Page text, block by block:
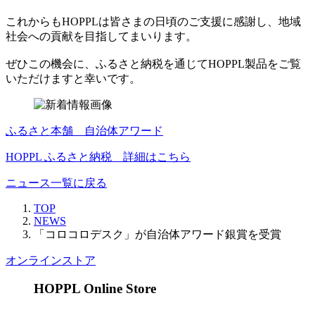
これからもHOPPLは皆さまの日頃のご支援に感謝し、地域
社会への貢献を目指してまいります。
ぜひこの機会に、ふるさと納税を通じてHOPPL製品をご覧
いただけますと幸いです。
ふるさと本舗 自治体アワード
HOPPL ふるさと納税 詳細はこちら
ニュース一覧に戻る
TOP
NEWS
「コロコロデスク」が自治体アワード銀賞を受賞
オンラインストア
HOPPL Online Store